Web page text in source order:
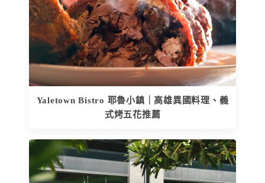
Yaletown Bistro 耶魯小鎮｜高雄異國料理、義
式烤五花推薦